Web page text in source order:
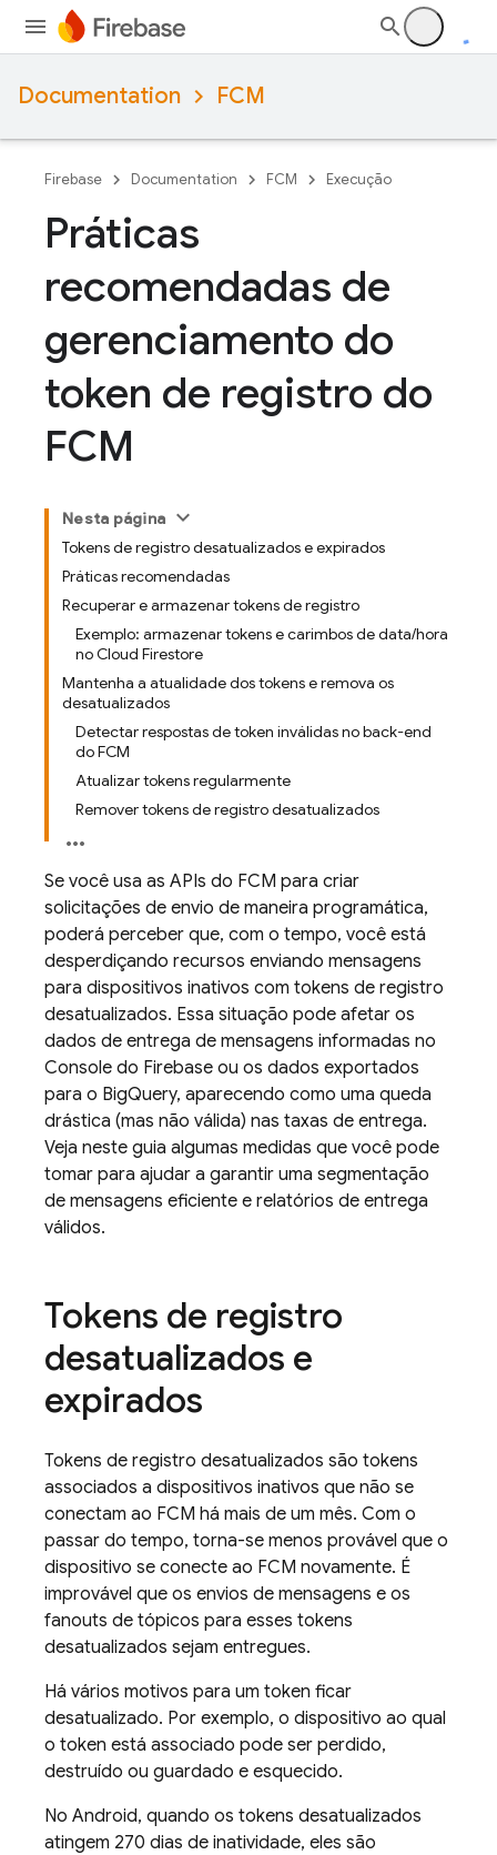
Documentation FCM
Firebase Documentation FCM Execução
Práticas
recomendadas de
gerenciamento do
token de registro do
FCM
Nesta página
Tokens de registro desatualizados e expirados
Práticas recomendadas
Recuperar e armazenar tokens de registro
Exemplo: armazenar tokens e carimbos de data/hora
no Cloud Firestore
Mantenha a atualidade dos tokens e remova os
desatualizados
Detectar respostas de token inválidas no back-end
do FCM
Atualizar tokens regularmente
Remover tokens de registro desatualizados
Se você usa as APIs do FCM para criar
solicitações de envio de maneira programática,
poderá perceber que, com o tempo, você está
desperdiçando recursos enviando mensagens
para dispositivos inativos com tokens de registro
desatualizados. Essa situação pode afetar os
dados de entrega de mensagens informadas no
Console do Firebase ou os dados exportados
para o BigQuery, aparecendo como uma queda
drástica (mas não válida) nas taxas de entrega.
Veja neste guia algumas medidas que você pode
tomar para ajudar a garantir uma segmentação
de mensagens eficiente e relatórios de entrega
válidos.
Tokens de registro
desatualizados e
expirados
Tokens de registro desatualizados são tokens
associados a dispositivos inativos que não se
conectam ao FCM há mais de um mês. Com o
passar do tempo, torna-se menos provável que o
dispositivo se conecte ao FCM novamente. É
improvável que os envios de mensagens e os
fanouts de tópicos para esses tokens
desatualizados sejam entregues.
Há vários motivos para um token ficar
desatualizado. Por exemplo, o dispositivo ao qual
o token está associado pode ser perdido,
destruído ou guardado e esquecido.
No Android, quando os tokens desatualizados
atingem 270 dias de inatividade, eles são